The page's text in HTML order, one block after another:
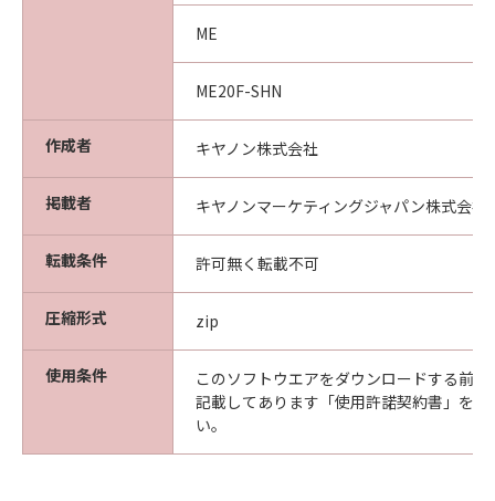
るいかなる損害（逸失利益およびその他の
派生的または付随的な損害を含むがこれら
に限定されない）について、一切責任を負
わないものとします。たとえ、キヤノン、
キヤノンの子会社、それらの販売代理店ま
たは販売店がかかる損害の可能性について
知らされていた場合でも同様です。
(4) キヤノン、キヤノンの子会社、それら
の販売代理店および販売店は、「許諾ソフ
トウェア」の使用に起因または関連してお
客様と第三者との間に生じるいかなる紛争
についても、一切責任を負わないものとし
ます。
サポートおよびアップデート
キヤノン、キヤノンの子会社、それらの販
売代理店および販売店は、「許諾ソフトウ
ME
ME20F-SHN
作成者 キヤノン株式会社
掲載者 キヤノンマーケティングジャパン株式会社
転載条件 許可無く転載不可
圧縮形式 zip
使用条件
このソフトウエアをダウンロードする前
記載してあります「使用許諾契約書」を
い。